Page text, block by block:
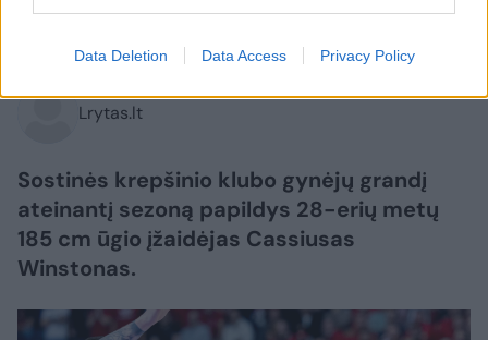
Data Deletion Data Access Privacy Policy
Lrytas.lt
Sostinės krepšinio klubo gynėjų grandį
ateinantį sezoną papildys 28-erių metų
185 cm ūgio įžaidėjas Cassiusas
Winstonas.